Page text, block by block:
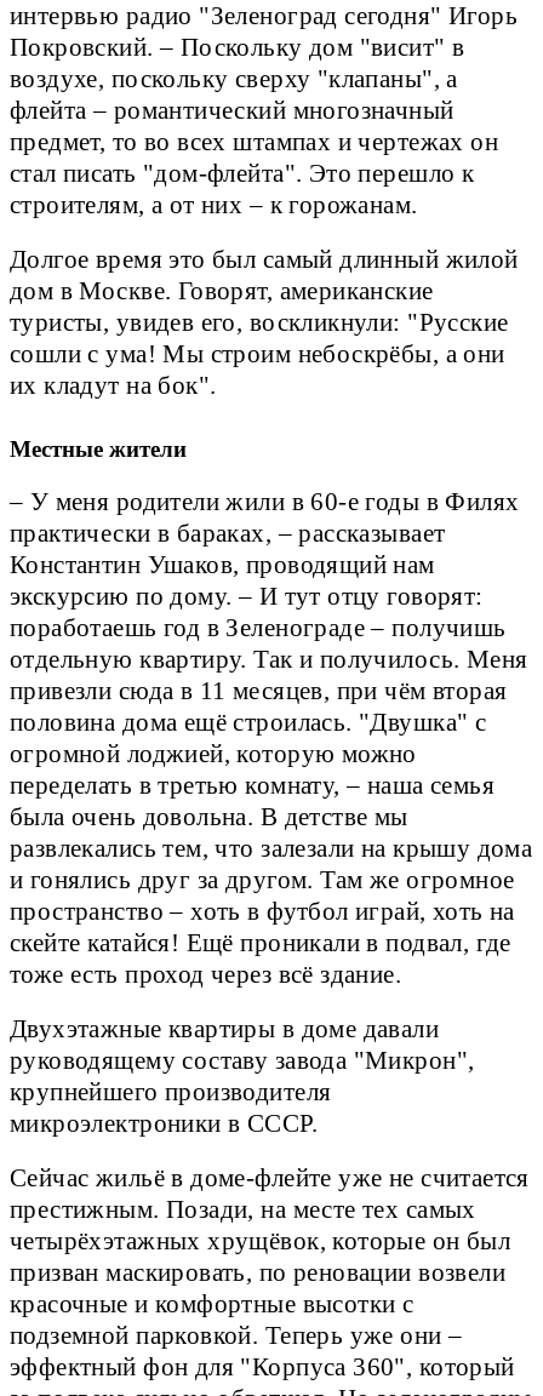
интервью радио "Зеленоград сегодня" Игорь
Покровский. – Поскольку дом "висит" в
воздухе, поскольку сверху "клапаны", а
флейта – романтический многозначный
предмет, то во всех штампах и чертежах он
стал писать "дом-флейта". Это перешло к
строителям, а от них – к горожанам.
Долгое время это был самый длинный жилой
дом в Москве. Говорят, американские
туристы, увидев его, воскликнули: "Русские
сошли с ума! Мы строим небоскрёбы, а они
их кладут на бок".
Местные жители
– У меня родители жили в 60-е годы в Филях
практически в бараках, – рассказывает
Константин Ушаков, проводящий нам
экскурсию по дому. – И тут отцу говорят:
поработаешь год в Зеленограде – получишь
отдельную квартиру. Так и получилось. Меня
привезли сюда в 11 месяцев, при чём вторая
половина дома ещё строилась. "Двушка" с
огромной лоджией, которую можно
переделать в третью комнату, – наша семья
была очень довольна. В детстве мы
развлекались тем, что залезали на крышу дома
и гонялись друг за другом. Там же огромное
пространство – хоть в футбол играй, хоть на
скейте катайся! Ещё проникали в подвал, где
тоже есть проход через всё здание.
Двухэтажные квартиры в доме давали
руководящему составу завода "Микрон",
крупнейшего производителя
микроэлектроники в СССР.
Сейчас жильё в доме-флейте уже не считается
престижным. Позади, на месте тех самых
четырёхэтажных хрущёвок, которые он был
призван маскировать, по реновации возвели
красочные и комфортные высотки с
подземной парковкой. Теперь уже они –
эффектный фон для "Корпуса 360", который